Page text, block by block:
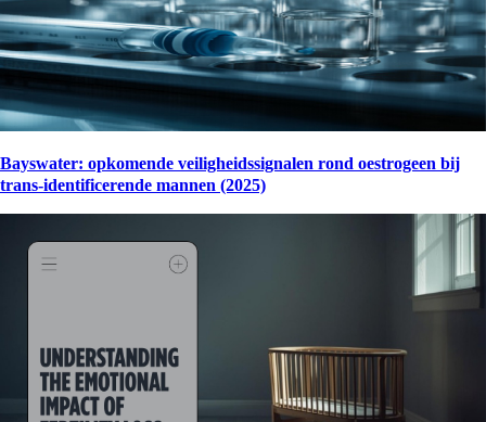
Bayswater: opkomende veiligheidssignalen rond oestrogeen bij
trans-identificerende mannen (2025)